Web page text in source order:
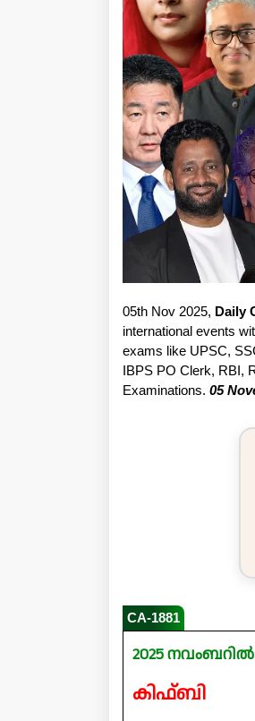
05th Nov 2025, Daily
international events
exams like UPSC,
IBPS PO Clerk, RBI,
Examinations. 05
CA-1881
2025
കിഫ്‌ബി